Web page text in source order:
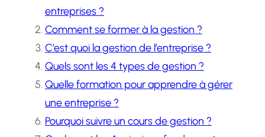
entreprises ?
Comment se former à la gestion ?
C’est quoi la gestion de l’entreprise ?
Quels sont les 4 types de gestion ?
Quelle formation pour apprendre à gérer
une entreprise ?
Pourquoi suivre un cours de gestion ?